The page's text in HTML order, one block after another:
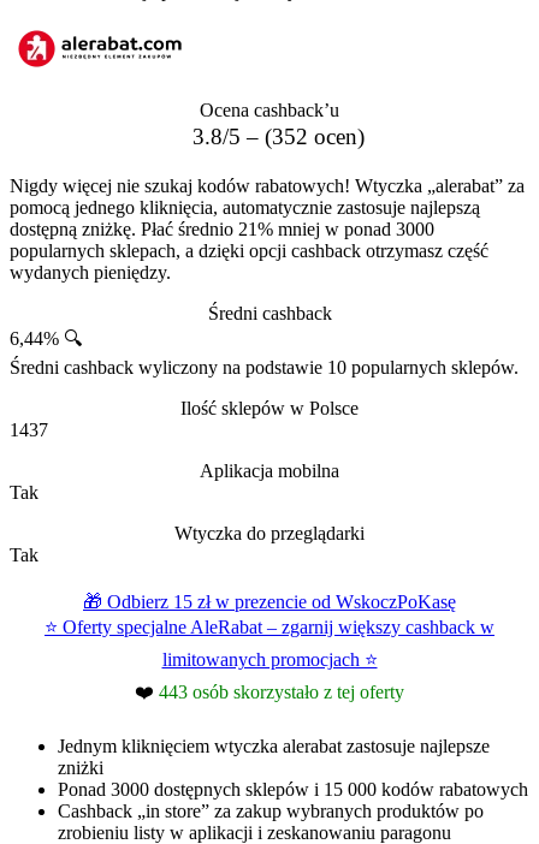
Ocena cashback’u
3.8/5 – (352 ocen)
Nigdy więcej nie szukaj kodów rabatowych! Wtyczka „alerabat” za
pomocą jednego kliknięcia, automatycznie zastosuje najlepszą
dostępną zniżkę. Płać średnio 21% mniej w ponad 3000
popularnych sklepach, a dzięki opcji cashback otrzymasz część
wydanych pieniędzy.
Średni cashback
6,44% 🔍
Średni cashback wyliczony na podstawie 10 popularnych sklepów.
Ilość sklepów w Polsce
1437
Aplikacja mobilna
Tak
Wtyczka do przeglądarki
Tak
🎁 Odbierz 15 zł w prezencie od WskoczPoKasę
⭐ Oferty specjalne AleRabat – zgarnij większy cashback w
limitowanych promocjach ⭐
❤️ 443 osób skorzystało z tej oferty
Jednym kliknięciem wtyczka alerabat zastosuje najlepsze
zniżki
Ponad 3000 dostępnych sklepów i 15 000 kodów rabatowych
Cashback „in store” za zakup wybranych produktów po
zrobieniu listy w aplikacji i zeskanowaniu paragonu